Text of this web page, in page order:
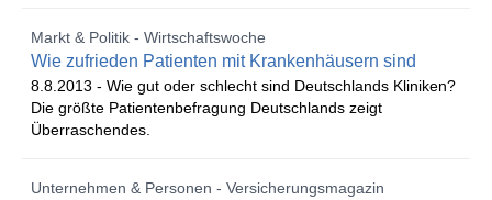
Markt & Politik - Wirtschaftswoche
Wie zufrieden Patienten mit Krankenhäusern sind
8.8.2013 - Wie gut oder schlecht sind Deutschlands Kliniken?
Die größte Patientenbefragung Deutschlands zeigt
Überraschendes.
Unternehmen & Personen - Versicherungsmagazin